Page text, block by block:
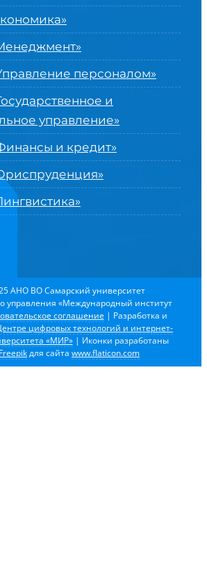
персоналом»
и
управление»
и кредит»
АНО ВО Самарский университет
управления «Международный институт
соглашение | Разработка и
цифровых технологий и интернет-
«МИР»| Иконки разработаны
Freepikдля сайта www.flaticon.com